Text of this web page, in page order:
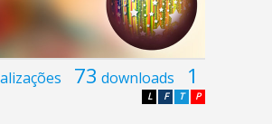
73 downloads 1
P
T
F
L